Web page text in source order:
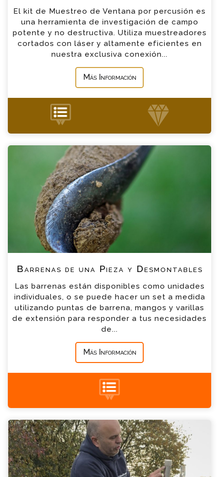
El kit de Muestreo de Ventana por percusión es
una herramienta de investigación de campo
potente y no destructiva. Utiliza muestreadores
cortados con láser y altamente eficientes en
nuestra exclusiva conexión...
Más Información
Empresa
*
Mensaje
*
Barrenas de una Pieza y Desmontables
Las barrenas están disponibles como unidades
individuales, o se puede hacer un set a medida
utilizando puntas de barrena, mangos y varillas
de extensión para responder a tus necesidades
de...
Más Información
Barrenas de una Pieza y Desmontables
Consulta
Por favor completa el formulario, un miembro
de nuestro equipo contactara contigo en
breve
Empresa
*
+34 935 900 007
Barrenas de recuperación de suelo Consulta
Por favor completa el formulario, un miembro
de nuestro equipo contactara contigo en
breve
Nombre
*